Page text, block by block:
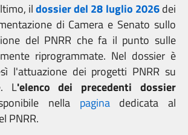
ildossier del 28 luglio 2026dei
di Camera e Senato sullo
del PNRR che fa il punto sulle
riprogrammate. Nel dossier è
l'attuazione dei progetti PNRR su
L'elenco dei precedenti dossier
nella paginadedicata al
PNRR.